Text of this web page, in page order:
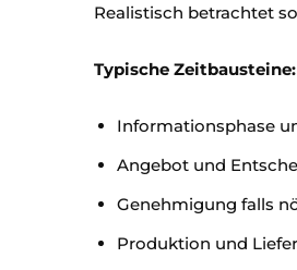
Realistisch betrachtet
Typische Zeitbausteine:
Informationsphase
Angebot und
Genehmigung falls
Produktion und